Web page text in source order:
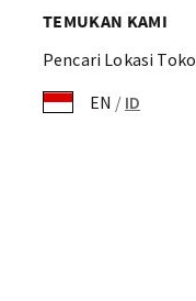
TEMUKAN KAMI
Pencari Lokasi Toko
EN / ID